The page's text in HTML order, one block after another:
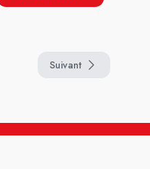
Suivant